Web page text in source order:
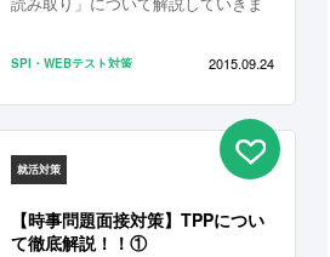
SPI・WEBテスト対策 2015.09.24
就活対策
【時事問題面接対策】TPPについ
て徹底解説！！①